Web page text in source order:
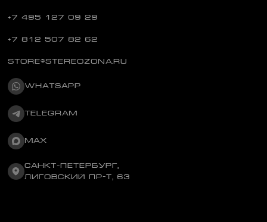
+7 495 127 09 29
+7 812 507 82 62
STORE@STEREOZONA.RU
WHATSAPP
TELEGRAM
MAX
САНКТ-ПЕТЕРБУРГ,
ЛИГОВСКИЙ ПР-Т, 63